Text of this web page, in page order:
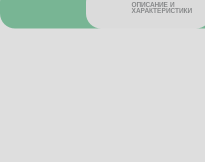
ОПИСАНИЕ И
ХАРАКТЕРИСТИКИ